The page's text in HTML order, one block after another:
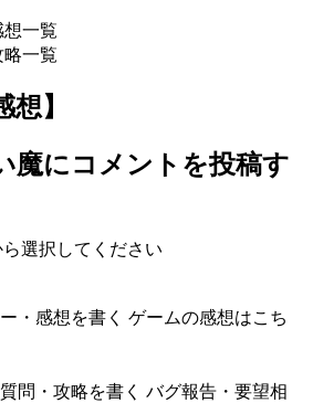
想一覧
一覧
想】
魔にコメントを投稿す
選択してください
・感想を書く ゲームの感想はこち
問・攻略を書く バグ報告・要望相